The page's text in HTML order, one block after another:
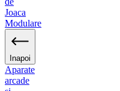
Joaca
Modulare
Inapoi
Aparate
arcade